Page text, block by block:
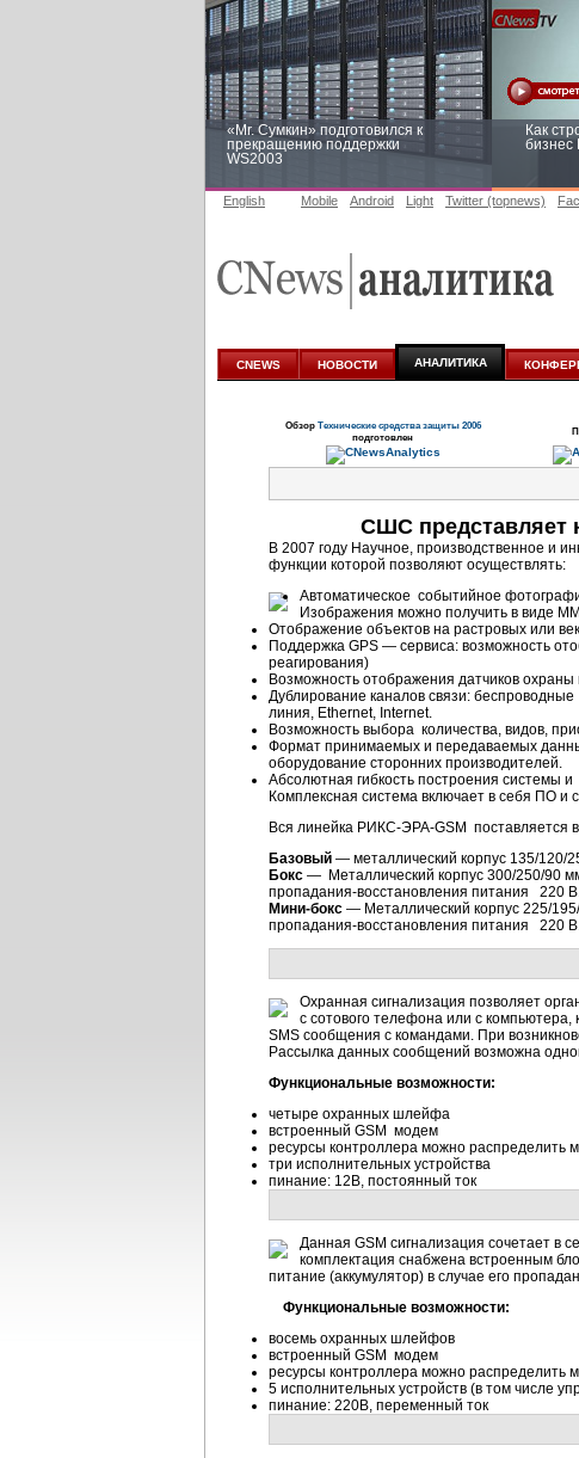
«Mr. Сумкин» подготовился к
прекращению поддержки
WS2003
Как
бизнес
аналитике
English Mobile Android Light Twitter (topnews)
CNEWS НОВОСТИ АНАЛИТИКА
Обзор Технические средства защиты 2006
подготовлен
СШС представляет
В 2007 году Научное, производственное и
функции которой позволяют осуществлять:
Автоматическое событийное
Изображения можно получить в виде
Отображение объектов на растровых или
Поддержка GPS — сервиса: возможность
реагирования)
Возможность отображения датчиков
Дублирование каналов связи:
линия, Ethernet, Internet.
Возможность выбора количества, видов,
Формат принимаемых и передаваемых
оборудование сторонних производителей.
Абсолютная гибкость построения системы
Комплексная система включает в себя ПО и
Вся линейка РИКС-ЭРА-GSM поставляется
Базовый — металлический корпус 135/120/
Бокс — Металлический корпус 300/250/90
пропадания-восстановления питания 220
Мини-бокс — Металлический корпус 225/
пропадания-восстановления питания 220
Охранная сигнализация позволяет
с сотового телефона или с
SMS сообщения с командами. При
Рассылка данных сообщений возможна
Функциональные возможности:
четыре охранных шлейфа
встроенный GSM модем
ресурсы контроллера можно распределить
три исполнительных устройства
пинание: 12В, постоянный ток
Данная GSM сигнализация сочетает в
комплектация снабжена встроенным
питание (аккумулятор) в случае его
Функциональные возможности:
восемь охранных шлейфов
встроенный GSM модем
ресурсы контроллера можно распределить
5 исполнительных устройств (в том числе
пинание: 220В, переменный ток